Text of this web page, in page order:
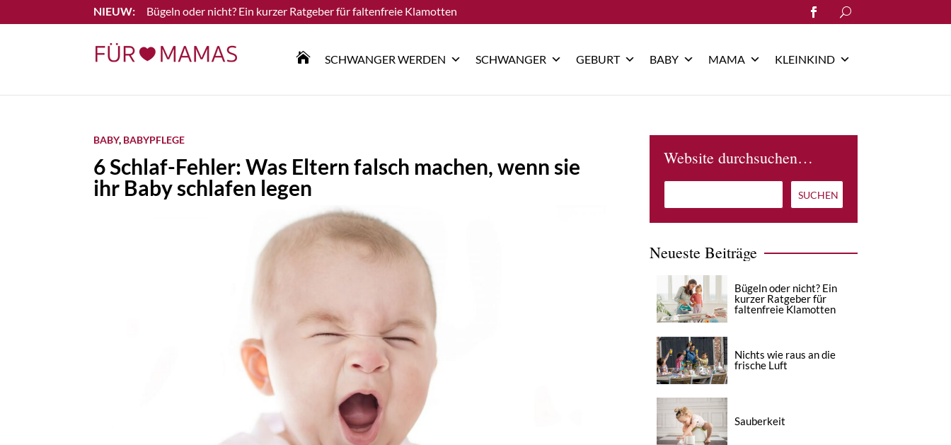
Bügeln oder nicht? Ein kurzer Ratgeber für faltenfreie Klamotten
Lesen Sie mehr
Search
for:
 SCHWANGER WERDEN SCHWANGER GEBURT BABY MAMA KLEINKIND
BABY, BABYPFLEGE
6 Schlaf-Fehler: Was Eltern falsch machen, wenn sie
ihr Baby schlafen legen
Website durchsuchen…
Neueste Beiträge
Bügeln oder nicht? Ein
kurzer Ratgeber für
faltenfreie Klamotten
Nichts wie raus an die
frische Luft
Sauberkeit